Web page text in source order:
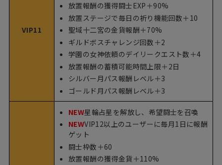
VIP11
放置報酬の獲得闘士EXP＋90%
放置ステージで毎日の祈り機能回数＋10
聖域十二宮の金貨報酬＋70%
ギルドボスチャレンジ回数＋2
学園の女神依頼のデイリークエスト数＋4
放置報酬の蓄積可能時間上限＋2日
シルバー月パス報酬レベル＋3
ゴールド月パス報酬レベル＋3
NEW星輪占星を解放し、希望闘士を召喚
NEWVIP12以上のユーザーに毎月1日に報酬
ゲット
闘士枠数＋60
放置報酬の獲得金貨＋110%